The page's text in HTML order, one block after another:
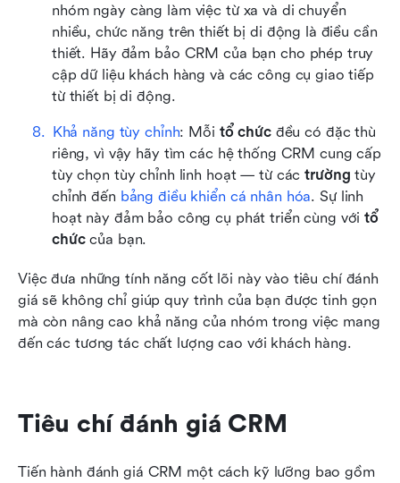
nhóm ngày càng làm việc từ xa và di chuyển
nhiều, chức năng trên thiết bị di động là điều cần
thiết. Hãy đảm bảo CRM của bạn cho phép truy
cập dữ liệu khách hàng và các công cụ giao tiếp
từ thiết bị di động.
Khả năng tùy chỉnh: Mỗi tổ chức đều có đặc thù
riêng, vì vậy hãy tìm các hệ thống CRM cung cấp
tùy chọn tùy chỉnh linh hoạt — từ các trường tùy
chỉnh đến bảng điều khiển cá nhân hóa. Sự linh
hoạt này đảm bảo công cụ phát triển cùng với tổ
chức của bạn.
Việc đưa những tính năng cốt lõi này vào tiêu chí đánh
giá sẽ không chỉ giúp quy trình của bạn được tinh gọn
mà còn nâng cao khả năng của nhóm trong việc mang
đến các tương tác chất lượng cao với khách hàng.
Tiêu chí đánh giá CRM
Tiến hành đánh giá CRM một cách kỹ lưỡng bao gồm